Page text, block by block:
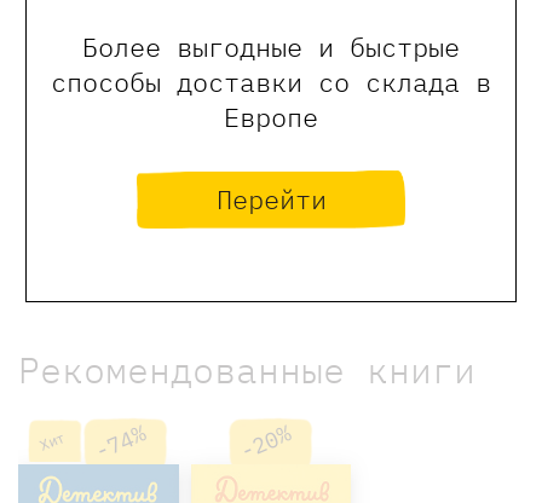
Более выгодные и быстрые
способы доставки со склада в
Европе
Перейти
Отзывы
0
Оставить отзыв
Обращаем Ваше внимание, что отзывы могут
Рекомендованные книги
Хит -74% -20%